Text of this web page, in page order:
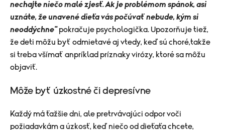
nechajte niečo malé zjesť. Ak je problémom spánok, asi
uznáte, že unavené dieťa vás počúvať nebude, kým si
neoddýchne"pokračuje psychologička. Upozorňuje tiež,
že deti môžu byť odmietavé aj vtedy, keď sú choré,takže
si treba všímať anpríklad príznaky virózy, ktoré sa môžu
objaviť.
Môže byť úzkostné či depresívne
Každý má ťažšie dni, ale pretrvávajúci odpor voči
požiadavkám a úzkosť, keď niečo od dieťaťa chcete,